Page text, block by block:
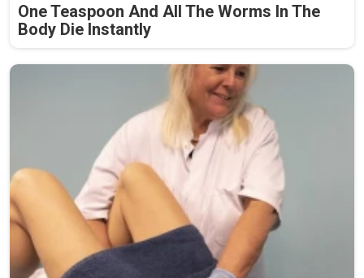
One Teaspoon And All The Worms In The
Body Die Instantly